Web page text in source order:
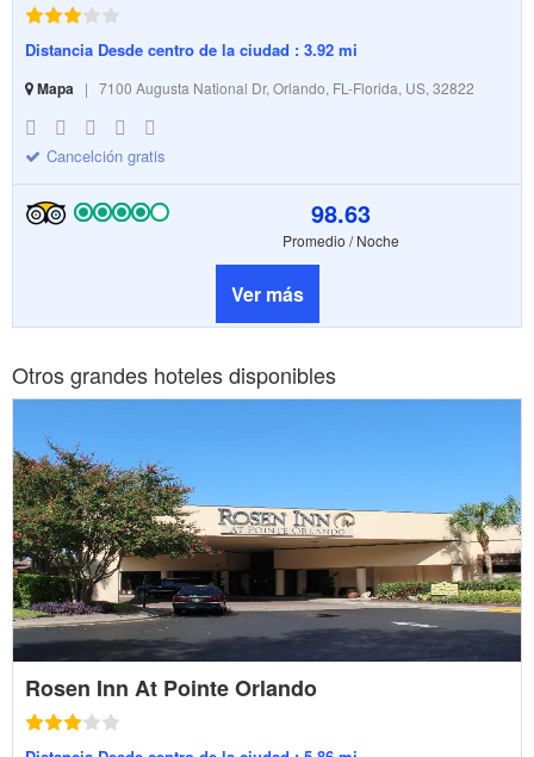
Distancia Desde centro de la ciudad : 3.92 mi
Mapa | 7100 Augusta National Dr, Orlando, FL-Florida, US, 32822
Cancelción gratis
98.63
Promedio / Noche
Ver más
Otros grandes hoteles disponibles
Rosen Inn At Pointe Orlando